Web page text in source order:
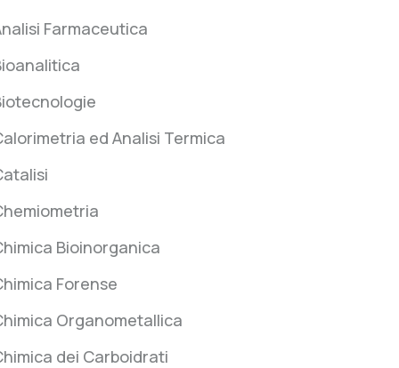
Farmaceutica
ed Analisi Termica
Bioinorganica
Forense
Organometallica
dei Carboidrati